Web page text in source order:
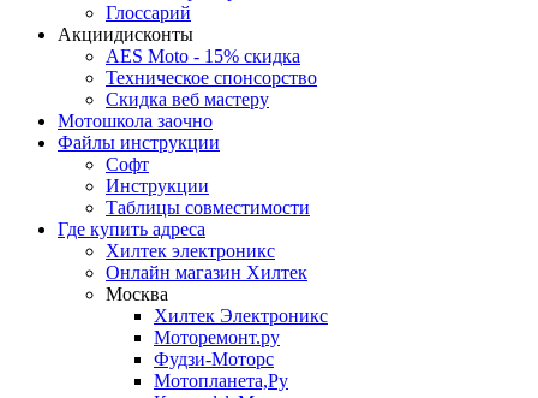
Глоссарий
Акциидисконты
AES Moto - 15% скидка
Техническое спонсорство
Скидка веб мастеру
Мотошкола заочно
Файлы инструкции
Софт
Инструкции
Таблицы совместимости
Где купить адреса
Хилтек электроникс
Онлайн магазин Хилтек
Москва
Хилтек Электроникс
Моторемонт.ру
Фудзи-Моторс
Мотопланета,Ру